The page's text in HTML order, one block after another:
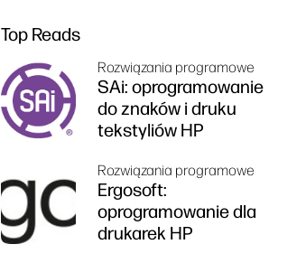
Top Reads
Rozwiązania programowe
SAi: oprogramowanie
do znaków i druku
tekstyliów HP
Rozwiązania programowe
Ergosoft:
oprogramowanie dla
drukarek HP